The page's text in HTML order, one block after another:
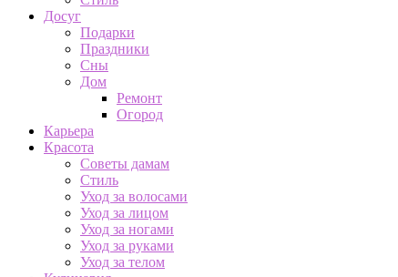
Досуг
Подарки
Праздники
Сны
Дом
Ремонт
Огород
Карьера
Красота
Советы дамам
Стиль
Уход за волосами
Уход за лицом
Уход за ногами
Уход за руками
Уход за телом